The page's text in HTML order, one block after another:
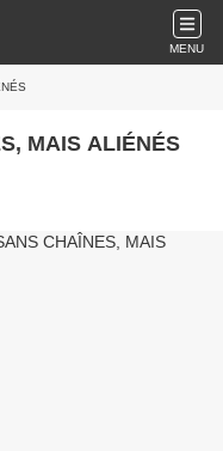
MENU
MAIS ALIÉNÉS